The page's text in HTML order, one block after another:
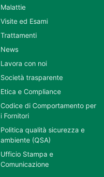
Malattie
Visite ed Esami
Trattamenti
News
Lavora con noi
Società trasparente
Etica e Compliance
Codice di Comportamento per
i Fornitori
Politica qualità sicurezza e
ambiente (QSA)
Ufficio Stampa e
Comunicazione